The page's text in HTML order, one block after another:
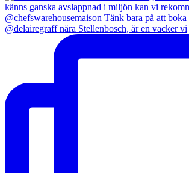
@delairegraff nära Stellenbosch, är en vacker vi